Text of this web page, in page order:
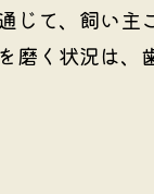
じて、飼い主
磨く状況は、